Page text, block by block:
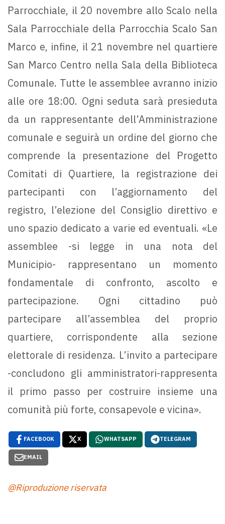
Parrocchiale, il 20 novembre allo Scalo nella
Sala Parrocchiale della Parrocchia Scalo San
Marco e, infine, il 21 novembre nel quartiere
San Marco Centro nella Sala della Biblioteca
Comunale. Tutte le assemblee avranno inizio
alle ore 18:00. Ogni seduta sarà presieduta
da un rappresentante dell’Amministrazione
comunale e seguirà un ordine del giorno che
comprende la presentazione del Progetto
Comitati di Quartiere, la registrazione dei
partecipanti con l’aggiornamento del
registro, l’elezione del Consiglio direttivo e
uno spazio dedicato a varie ed eventuali. «Le
assemblee -si legge in una nota del
Municipio- rappresentano un momento
fondamentale di confronto, ascolto e
partecipazione. Ogni cittadino può
partecipare all’assemblea del proprio
quartiere, corrispondente alla sezione
elettorale di residenza. L’invito a partecipare
-concludono gli amministratori-rappresenta
il primo passo per costruire insieme una
comunità più forte, consapevole e vicina».
FACEBOOK X WHATSAPP TELEGRAM
EMAIL
@Riproduzione riservata